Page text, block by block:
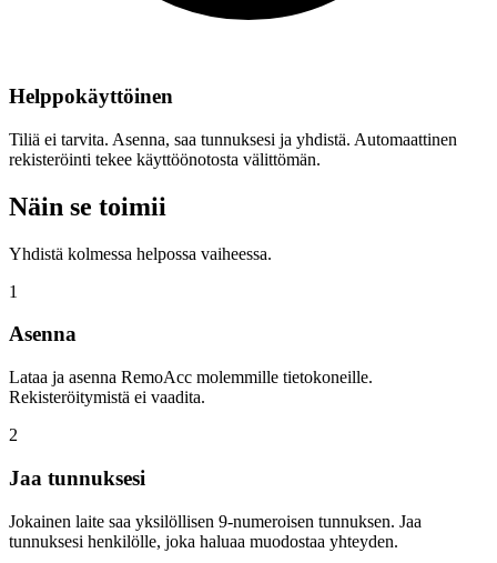
Helppokäyttöinen
Tiliä ei tarvita. Asenna, saa tunnuksesi ja yhdistä. Automaattinen
rekisteröinti tekee käyttöönotosta välittömän.
Näin se toimii
Yhdistä kolmessa helpossa vaiheessa.
1
Asenna
Lataa ja asenna RemoAcc molemmille tietokoneille.
Rekisteröitymistä ei vaadita.
2
Jaa tunnuksesi
Jokainen laite saa yksilöllisen 9-numeroisen tunnuksen. Jaa
tunnuksesi henkilölle, joka haluaa muodostaa yhteyden.